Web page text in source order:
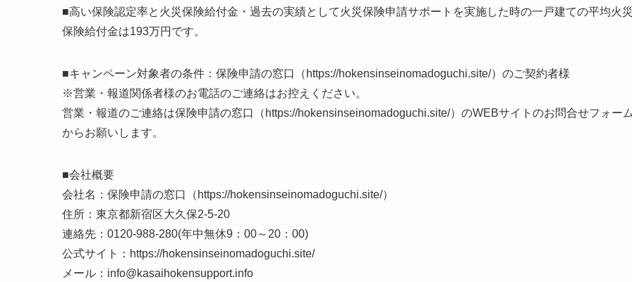
■高い保険認定率と火災保険給付金・過去の実績として火災保険申請サポートを実施した時の一戸建ての平均火災
保険給付金は193万円です。
■キャンペーン対象者の条件：保険申請の窓口（https://hokensinseinomadoguchi.site/）のご契約者様
※営業・報道関係者様のお電話のご連絡はお控えください。
営業・報道のご連絡は保険申請の窓口（https://hokensinseinomadoguchi.site/）のWEBサイトのお問合せフォーム
からお願いします。
■会社概要
会社名：保険申請の窓口（https://hokensinseinomadoguchi.site/）
住所：東京都新宿区大久保2-5-20
連絡先：0120-988-280(年中無休9：00～20：00)
公式サイト：https://hokensinseinomadoguchi.site/
メール：info@kasaihokensupport.info